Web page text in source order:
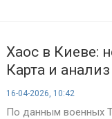
Хаос в Киеве:
Карта и
2026
16-04-2026, 10:42
По данным военных